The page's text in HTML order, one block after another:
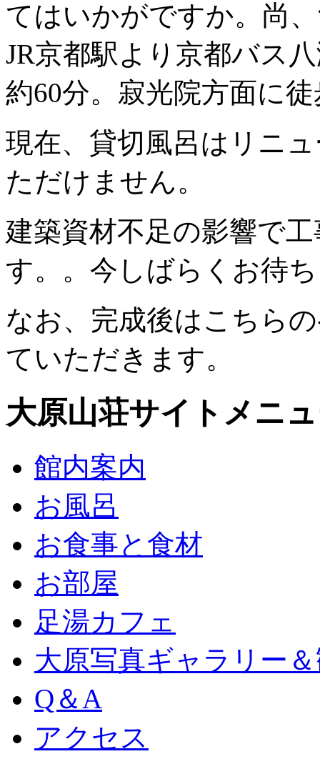
てはいかがですか。尚
JR京都駅より京都バス
約60分。寂光院方面に
現在、貸切風呂はリニ
ただけません。
建築資材不足の影響で
す。。今しばらくお待
なお、完成後はこちら
ていただきます。
大原山荘サイトメニ
館内案内
お風呂
お食事と食材
お部屋
足湯カフェ
大原写真ギャラリー
Q＆A
アクセス